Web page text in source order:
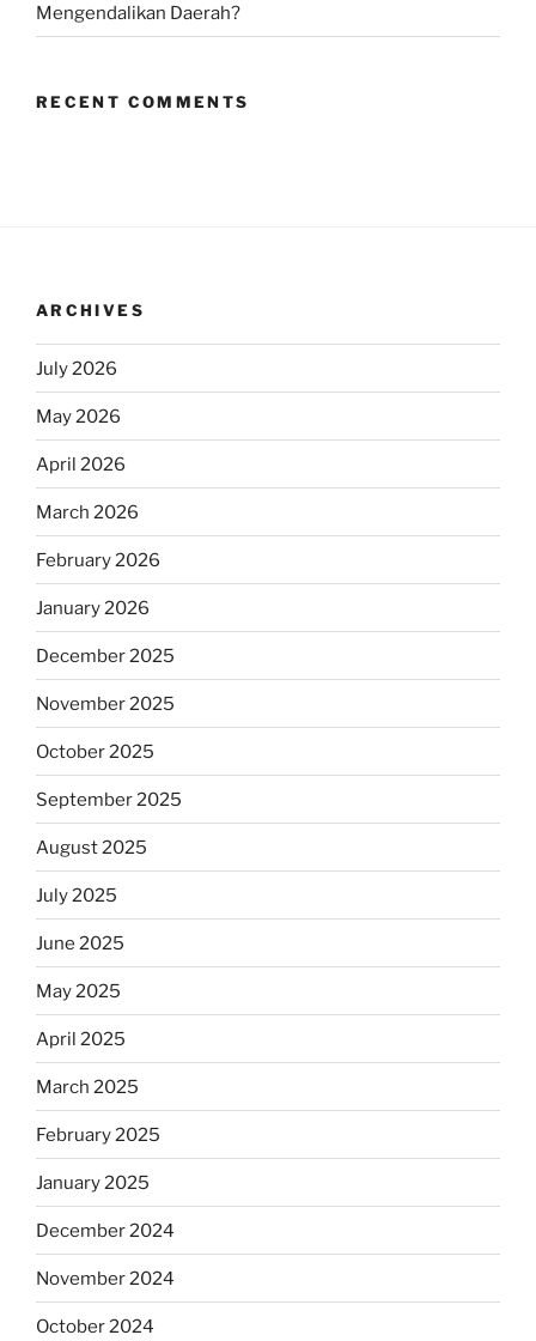
Mengendalikan Daerah?
RECENT COMMENTS
ARCHIVES
July 2026
May 2026
April 2026
March 2026
February 2026
January 2026
December 2025
November 2025
October 2025
September 2025
August 2025
July 2025
June 2025
May 2025
April 2025
March 2025
February 2025
January 2025
December 2024
November 2024
October 2024